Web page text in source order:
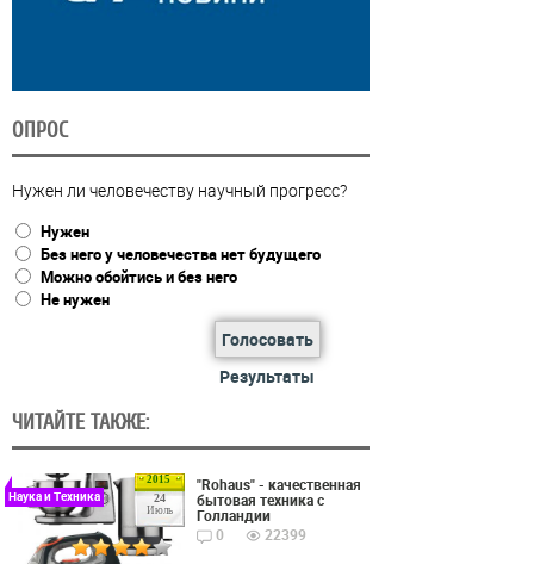
ОПРОС
Нужен ли человечеству научный прогресс?
Нужен
Без него у человечества нет будущего
Можно обойтись и без него
Не нужен
Голосовать
Результаты
ЧИТАЙТЕ ТАКЖЕ:
2015
24
Июль
Наука и Техника
"Rohaus" - качественная
бытовая техника с
Голландии
0
22399